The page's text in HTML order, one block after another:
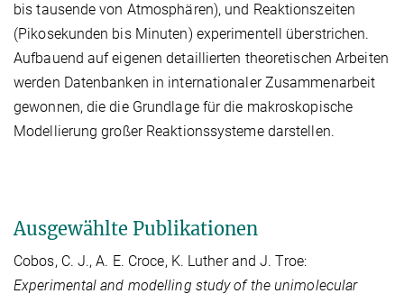
bis tausende von Atmosphären), und Reaktionszeiten
(Pikosekunden bis Minuten) experimentell überstrichen.
Aufbauend auf eigenen detaillierten theoretischen Arbeiten
werden Datenbanken in internationaler Zusammenarbeit
gewonnen, die die Grundlage für die makroskopische
Modellierung großer Reaktionssysteme darstellen.
Ausgewählte Publikationen
Cobos, C. J., A. E. Croce, K. Luther and J. Troe:
Experimental and modelling study of the unimolecular